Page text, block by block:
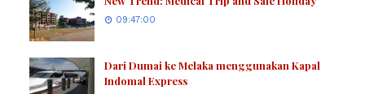
09:47:00
Dari Dumai ke Melaka menggunakan Kapal
Indomal Express